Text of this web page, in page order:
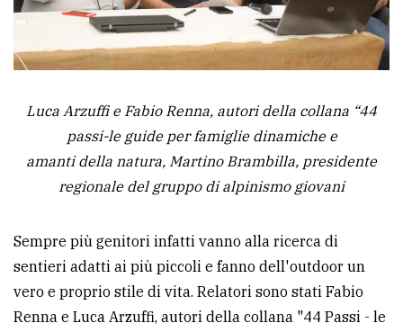
Luca Arzuffi e Fabio Renna, autori della collana “44
passi-le guide per famiglie dinamiche e
amanti della natura, Martino Brambilla, presidente
regionale del gruppo di alpinismo giovani
Sempre più genitori infatti vanno alla ricerca di
sentieri adatti ai più piccoli e fanno dell'outdoor un
vero e proprio stile di vita. Relatori sono stati Fabio
Renna e Luca Arzuffi, autori della collana "44 Passi - le